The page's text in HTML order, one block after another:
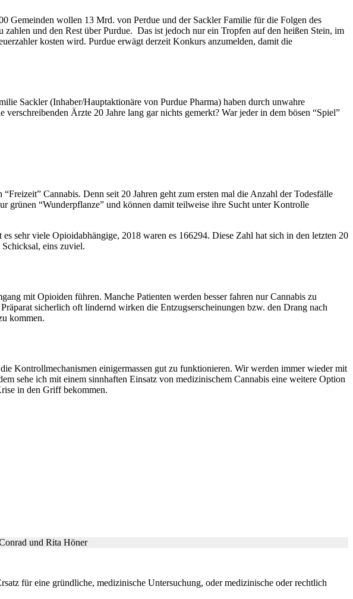
Gemeinden wollen 13 Mrd. von Perdue und der Sackler Familie für die Folgen des
und den Rest über Purdue. Das ist jedoch nur ein Tropfen auf den heißen Stein, im
kosten wird. Purdue erwägt derzeit Konkurs anzumelden, damit die
Sackler (Inhaber/Hauptaktionäre von Purdue Pharma) haben durch unwahre
Ärzte 20 Jahre lang gar nichts gemerkt? War jeder in dem bösen “Spiel”
Cannabis. Denn seit 20 Jahren geht zum ersten mal die Anzahl der Todesfälle
grünen “Wunderpflanze” und können damit teilweise ihre Sucht unter Kontrolle
sehr viele Opioidabhängige, 2018 waren es 166294. Diese Zahl hat sich in den letzten 20
eins zuviel.
mit Opioiden führen. Manche Patienten werden besser fahren nur Cannabis zu
sicherlich oft lindernd wirken die Entzugserscheinungen bzw. den Drang nach
kommen.
Kontrollmechanismen einigermassen gut zu funktionieren. Wir werden immer wieder mit
sehe ich mit einem sinnhaften Einsatz von medizinischem Cannabis eine weitere Option
in den Griff bekommen.
und Rita Höner
für eine gründliche, medizinische Untersuchung, oder medizinische oder rechtlich